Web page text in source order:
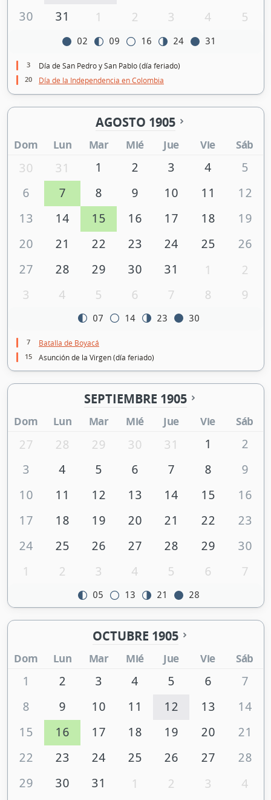
30
31 1 2 3 4 5
02 09 16 24 31
3 Día de San Pedro y San Pablo (día feriado)
20 Día de la Independencia en Colombia
AGOSTO 1905
Dom Lun Mar Mié Jue Vie Sáb
30 31 1 2 3 4
5
6
7 8 9 10 11
12
13
14 15 16 17 18
19
20
21 22 23 24 25
26
27
28 29 30 31 1
2
3
4 5 6 7 8 9
07 14 23 30
7 Batalla de Boyacá
15 Asunción de la Virgen (día feriado)
SEPTIEMBRE 1905
Dom Lun Mar Mié Jue Vie Sáb
27 28 29 30 31 1
2
3
4 5 6 7 8
9
10
11 12 13 14 15
16
17
18 19 20 21 22
23
24
25 26 27 28 29
30
1
2 3 4 5 6 7
05 13 21 28
OCTUBRE 1905
Dom Lun Mar Mié Jue Vie Sáb
1 2 3 4 5 6
7
8
9 10 11 12 13
14
15
16 17 18 19 20
21
22
23 24 25 26 27
28
29
30 31 1 2 3
4